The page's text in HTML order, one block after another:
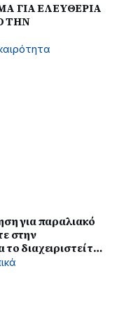
ΓΙΑ ΕΛΕΥΘΕΡΙΑ
ΤΗΝ
για παραλιακό
στην
διαχειριστεί το